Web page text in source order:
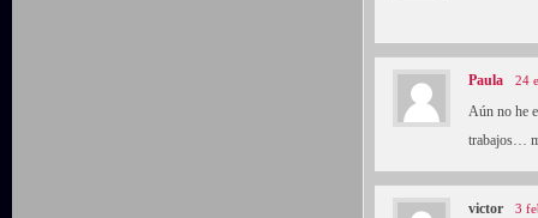
Paula 24
Aún no he
trabajos…
victor 3